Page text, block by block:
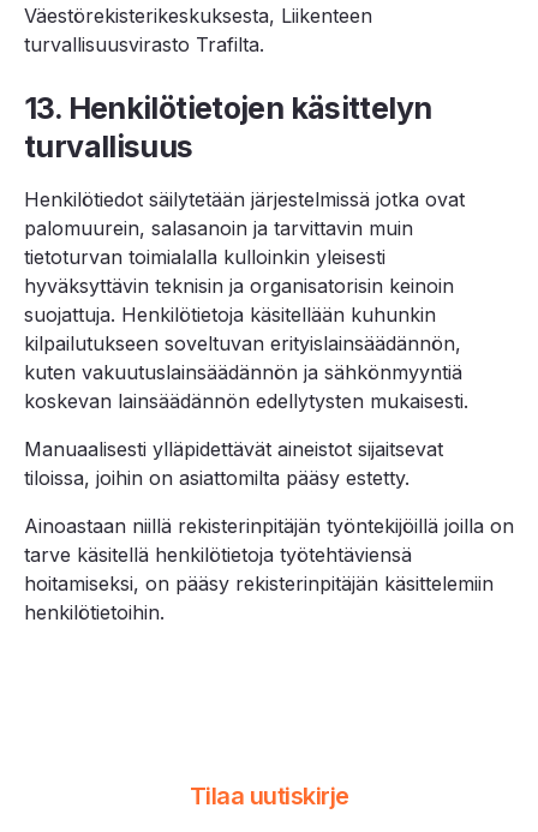
Väestörekisterikeskuksesta, Liikenteen
turvallisuusvirasto Trafilta.
13. Henkilötietojen käsittelyn
turvallisuus
Henkilötiedot säilytetään järjestelmissä jotka ovat
palomuurein, salasanoin ja tarvittavin muin
tietoturvan toimialalla kulloinkin yleisesti
hyväksyttävin teknisin ja organisatorisin keinoin
suojattuja. Henkilötietoja käsitellään kuhunkin
kilpailutukseen soveltuvan erityislainsäädännön,
kuten vakuutuslainsäädännön ja sähkönmyyntiä
koskevan lainsäädännön edellytysten mukaisesti.
Manuaalisesti ylläpidettävät aineistot sijaitsevat
tiloissa, joihin on asiattomilta pääsy estetty.
Ainoastaan niillä rekisterinpitäjän työntekijöillä joilla on
tarve käsitellä henkilötietoja työtehtäviensä
hoitamiseksi, on pääsy rekisterinpitäjän käsittelemiin
henkilötietoihin.
Tilaa uutiskirje